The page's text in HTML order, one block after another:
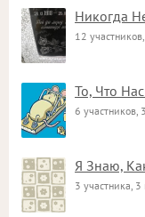
Никогда
12
То, Что
6 участников,
Я Знаю,
3 участника, 3